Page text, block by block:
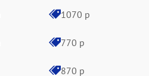
1070 р
770 р
870 р